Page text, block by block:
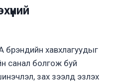
брэндийн хавхлагуудыг
санал болгож буй
зах зээлд эзлэх